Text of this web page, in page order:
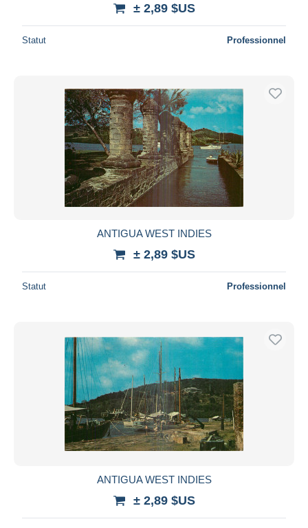
± 2,89 $US
Statut Professionnel
ANTIGUA WEST INDIES
± 2,89 $US
Statut Professionnel
ANTIGUA WEST INDIES
± 2,89 $US